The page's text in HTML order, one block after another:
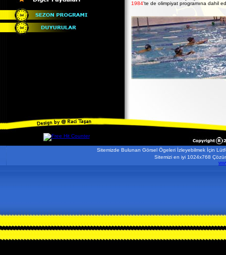
1984'te de olimpiyat programına dahil
Sitemizde Bulunan Görsel Ögeleri İzleyebilmek İçin
Sitemizi en iyi 1024x768